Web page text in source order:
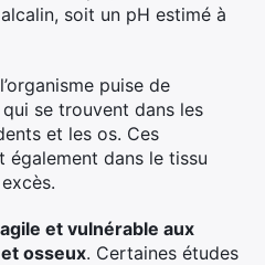
soit un pH estimé à
puise de
se trouvent dans les
et les os. Ces
également dans le tissu
et vulnérable aux
osseux. Certaines études